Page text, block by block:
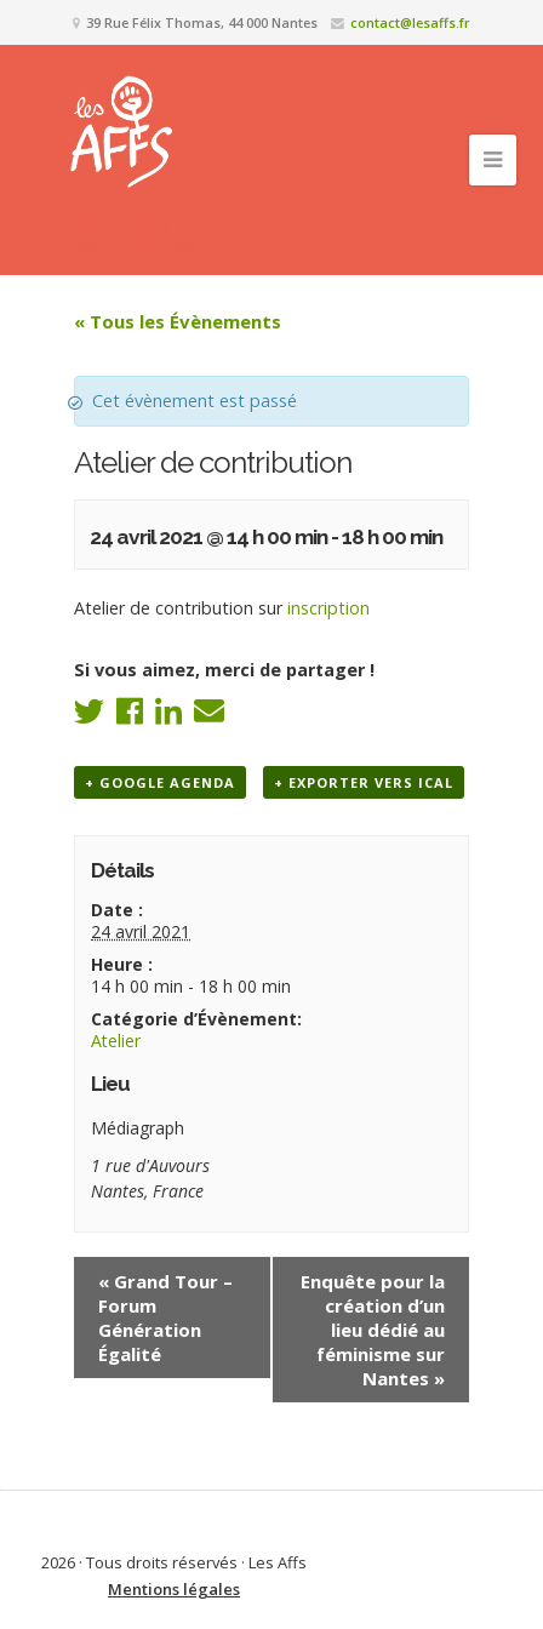
39 Rue Félix Thomas, 44 000 Nantes contact@lesaffs.fr
« Tous les Évènements
Cet évènement est passé
Atelier de contribution
24 avril 2021 @ 14 h 00 min-18 h 00 min
Atelier de contribution surinscription
Si vous aimez, merci de partager !
+ GOOGLE AGENDA + EXPORTER VERS ICAL
Détails
Date :
24 avril 2021
Heure :
14 h 00 min - 18 h 00 min
Catégorie d’Évènement:
Atelier
Lieu
Médiagraph
1 rue d'Auvours
Nantes, France
« Grand Tour –
Forum
Génération
Égalité
Enquête pour la
création d’un
lieu dédié au
féminisme sur
Nantes »
2026 · Tous droits réservés · Les Affs
Mentions légales